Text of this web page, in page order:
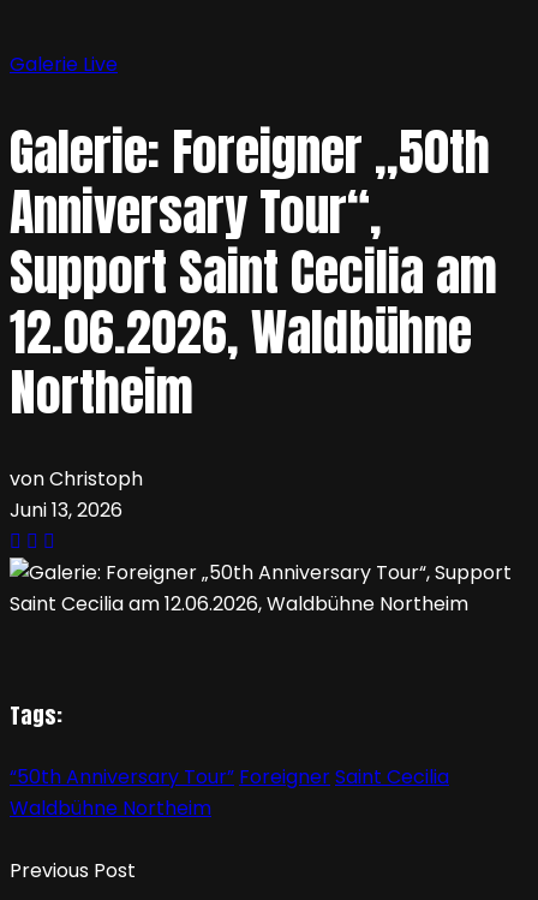
Galerie Live
Galerie: Foreigner „50th
Anniversary Tour“,
Support Saint Cecilia am
12.06.2026, Waldbühne
Northeim
von Christoph
Juni 13, 2026
Tags:
“50th Anniversary Tour” ForeignerSaint Cecilia
Waldbühne Northeim
Previous Post